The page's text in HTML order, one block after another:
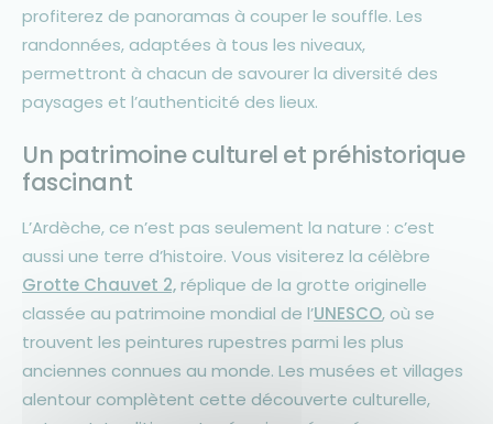
profiterez de panoramas à couper le souffle. Les
randonnées, adaptées à tous les niveaux,
permettront à chacun de savourer la diversité des
paysages et l’authenticité des lieux.
Un patrimoine culturel et préhistorique
fascinant
L’Ardèche, ce n’est pas seulement la nature : c’est
aussi une terre d’histoire. Vous visiterez la célèbre
Grotte Chauvet 2,réplique de la grotte originelle
classée au patrimoine mondial de l’UNESCO, où se
trouvent les peintures rupestres parmi les plus
anciennes connues au monde. Les musées et villages
alentour complètent cette découverte culturelle,